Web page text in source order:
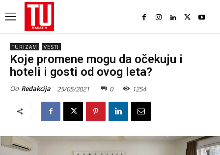
TURIZAM VESTI
Koje promene mogu da očekuju i
hoteli i gosti od ovog leta?
Od Redakcija 25/05/2021 0 1254